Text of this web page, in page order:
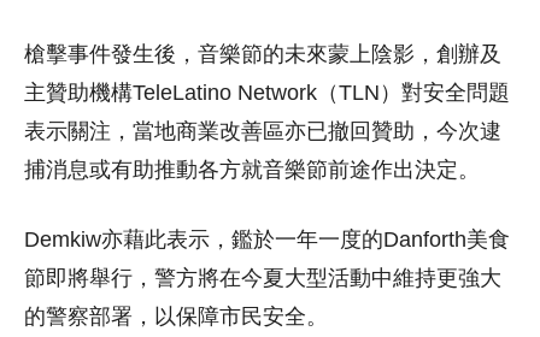
槍擊事件發生後，音樂節的未來蒙上陰影，創辦及
主贊助機構TeleLatino Network（TLN）對安全問題
表示關注，當地商業改善區亦已撤回贊助，今次逮
捕消息或有助推動各方就音樂節前途作出決定。
Demkiw亦藉此表示，鑑於一年一度的Danforth美食
節即將舉行，警方將在今夏大型活動中維持更強大
的警察部署，以保障市民安全。